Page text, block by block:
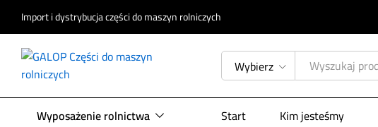
Import i dystrybucja części do maszyn rolniczych
Wybierz
Wyposażenie rolnictwa Start Kim jesteśmy
Wałek do maszyn Niemeyer 017177
Opis produktu Specyfikacja Opinie (0)